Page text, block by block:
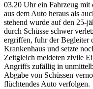
03.20 Uhr ein Fahrzeug mit
aus dem Auto heraus als
stehend wurde auf den 25-
durch Schüsse schwer
ergriffen, fuhr der Begleiter
Krankenhaus und setzte
Zeitgleich meldeten zivile
Angriffs zufällig in
Abgabe von Schüssen
flüchtendes Auto verfolgen.